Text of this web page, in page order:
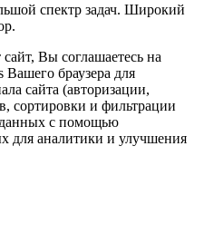
спектр задач. Широкий
Вы соглашаетесь на
Вашего браузера для
сайта (авторизации,
сортировки и фильтрации
данных с помощью
для аналитики и улучшения